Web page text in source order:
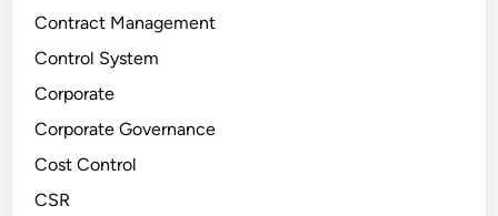
Contract Management
Control System
Corporate
Corporate Governance
Cost Control
CSR